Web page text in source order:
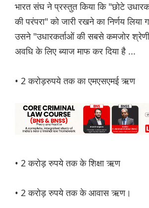
भारत संघ ने प्रस्तुत किया कि "छोटे
की परंपरा" को जारी रखने का निर्णय
उसने "उधारकर्ताओं की सबसे कमजोर
अवधि के लिए ब्याज माफ कर दिया है ...
• 2 करोड़रुपये तक का एमएसएमई ऋण
• 2 करोड़ रुपये तक के शिक्षा ऋण
• 2 करोड़ रुपये तक के आवास ऋण।